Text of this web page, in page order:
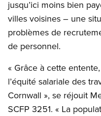
jusqu’ici moins bien
villes voisines – une
problèmes de
de personnel.
« Grâce à cette
l’équité salariale des
Cornwall », se réjouit
SCFP 3251. « La